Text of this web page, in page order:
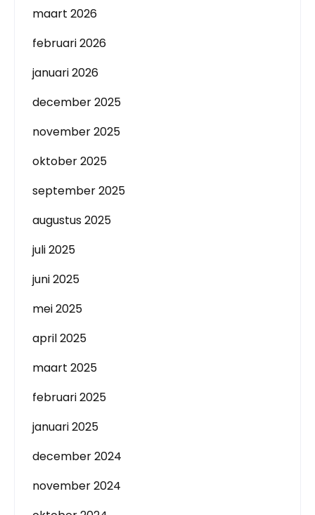
maart 2026
februari 2026
januari 2026
december 2025
november 2025
oktober 2025
september 2025
augustus 2025
juli 2025
juni 2025
mei 2025
april 2025
maart 2025
februari 2025
januari 2025
december 2024
november 2024